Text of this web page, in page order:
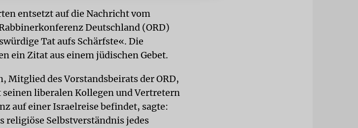
entsetzt auf die Nachricht vom
Deutschland (ORD)
Tat aufs Schärfste«. Die
ein Zitat aus einem jüdischen Gebet.
Mitglied des Vorstandsbeirats der ORD,
liberalen Kollegen und Vertretern
auf einer Israelreise befindet, sagte:
religiöse Selbstverständnis jedes